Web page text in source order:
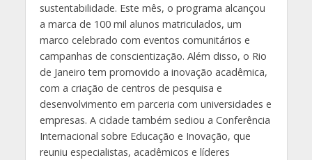
sustentabilidade. Este mês, o programa alcançou
a marca de 100 mil alunos matriculados, um
marco celebrado com eventos comunitários e
campanhas de conscientização. Além disso, o Rio
de Janeiro tem promovido a inovação acadêmica,
com a criação de centros de pesquisa e
desenvolvimento em parceria com universidades e
empresas. A cidade também sediou a Conferência
Internacional sobre Educação e Inovação, que
reuniu especialistas, acadêmicos e líderes